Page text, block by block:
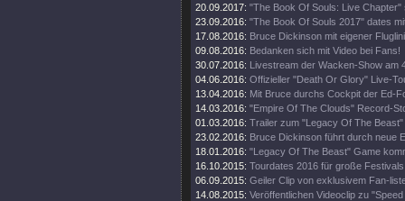
20.09.2017: "The Book Of Souls: Live Chapter"
23.09.2016: "The Book Of Souls 2017" dates
17.08.2016: Bruce Dickinson mit eigener
09.08.2016: Bedanken sich mit Video bei Fans!
30.07.2016: Livestream der Wacken-Show am
04.06.2016: Offizieller "Death Or Glory" Live-
13.04.2016: Mit Bruce durchs Cockpit der Ed-
14.03.2016: "Empire Of The Clouds" Record-
01.03.2016: Trailer zum "Legacy Of The Beast"
23.02.2016: Bruce Dickinson führt durch neue
18.01.2016: "Legacy Of The Beast" Game
16.10.2015: Tourdates 2016 für große
06.09.2015: Geiler Clip von exklusivem Fan-
14.08.2015: Veröffentlichen Videoclip zu